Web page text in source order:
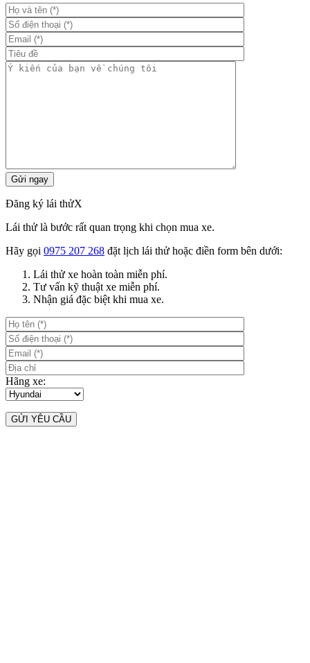
Đăng ký lái thửX
Lái thử là bước rất quan trọng khi chọn mua xe.
Hãy gọi 0975 207 268 đặt lịch lái thử hoặc điền form bên dưới:
Lái thử xe hoàn toàn miễn phí.
Tư vấn kỹ thuật xe miễn phí.
Nhận giá đặc biệt khi mua xe.
Hãng xe: